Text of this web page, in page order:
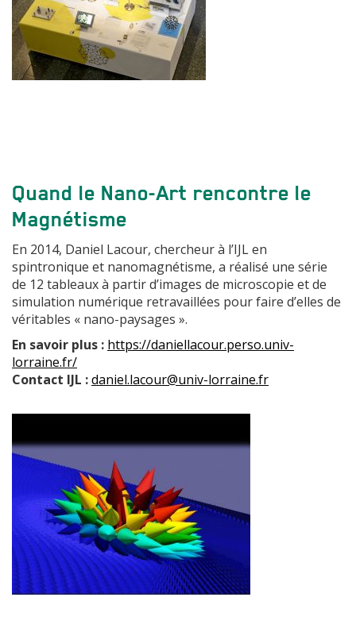
Quand le Nano-Art rencontre le
Magnétisme
En 2014, Daniel Lacour, chercheur à l’IJL en
spintronique et nanomagnétisme, a réalisé une série
de 12 tableaux à partir d’images de microscopie et de
simulation numérique retravaillées pour faire d’elles de
véritables « nano-paysages ».
En savoir plus : https://daniellacour.perso.univ-
lorraine.fr/
Contact IJL :daniel.lacour@univ-lorraine.fr